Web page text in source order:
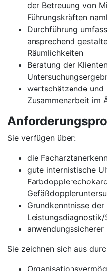
der Betreuung von
Führungskräften
Durchführung
ansprechend
Räumlichkeiten
Beratung der
wertschätzende und
Zusammenarbeit im
Sie verfügen über:
die
gute internistische
Grundkenntnisse der
Sie zeichnen sich aus